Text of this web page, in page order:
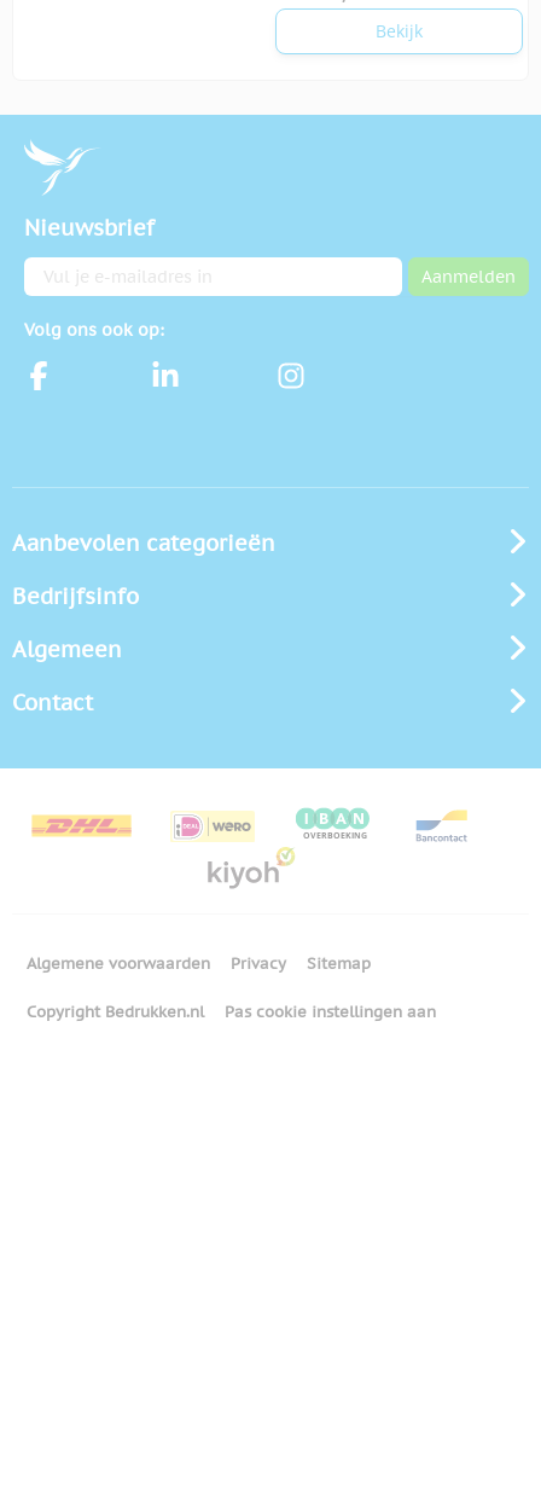
Bekijk
Nieuwsbrief
E-mailadres Aanmelden
Volg ons ook op:
Aanbevolen categorieën
Bedrijfsinfo
Algemeen
Contact
Algemene voorwaarden Privacy Sitemap
Copyright Bedrukken.nl Pas cookie instellingen aan